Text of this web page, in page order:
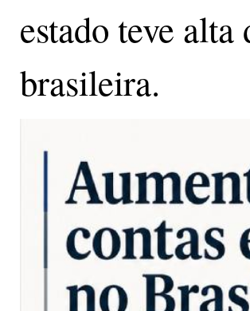
estado teve
brasileira.